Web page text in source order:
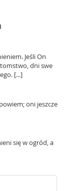
Jeśli On
dni swe
[...]
oni jeszcze
się w ogród, a